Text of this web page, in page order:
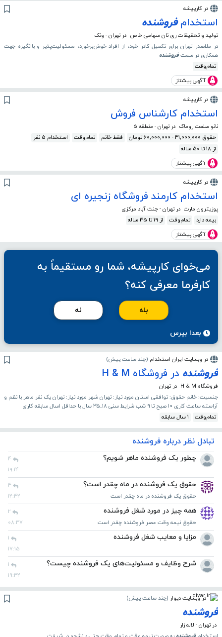
در کارپیشه
استخدامفروشنده
تولید و تحقیقات ری نان سهامی خاص در تهران - ونک
در ملاصدرا تهران برای تکمیل کادر خود، از افراد خوش‌برخورد، مسئولیت‌پذیر و باانگیزه جهت
همکاری در سمتفروشنده
تمام‌وقت
آگهی پیشتاز
در کارپیشه
استخدام کارشناس فروش
نانو صنعت روماک در تهران - منطقه 5
حقوق 41,000,000 - 60,000,000 تومان
فقط خانم تمام‌وقت
استخدام 5 نفر
از 18 تا 50 ساله
آگهی پیشتاز
در کارپیشه
استخدام کارمند فروشگاه زنجیره ای
پوزیترون مارت در تهران - جنت آباد مرکزی
بیمه دارد
تمام‌وقت
از 19 تا 35 ساله
آگهی پیشتاز
می‌خوای کارپیشه، شما رو مستقیماً به
کارفرما معرفی کنه؟
بله نه
بعدا بپرس
در وبسایت ایران استخدام (چند ساعت پیش)
فروشنده در فروشگاه H & M
فروشگاه H & M
در تهران
جنسیت: خانم حقوق: توافقی استان مورد نیاز: تهران شهر مورد نیاز: تهران یک نفر ماهر با نظم و
آراسته ساعت کاری ۱۰ صبح تا ۹ شب شرایط سنی ۱۸_۳۵ سال با‌ حداقل ۱سال‌ سابقه کاری
تمام‌وقت
1 سال سابقه
تبادل نظر درباره فروشنده
چطور یک فروشنده ماهر شویم؟
19:14
حقوق یک فروشنده در ماه چقدر است؟
حقوق یک فروشنده در ماه چقدر است
12:42
همه چیز در مورد شغل فروشنده
حقوق نیمه وقت عصر فروشنده چقدر است
08:37
مزایا و معایب شغل فروشنده
17:15
شرح وظایف و مسئولیت‌های یک فروشنده چیست؟
19:32
در وبسایت دیوار (چند ساعت پیش)
فروشنده
در تهران - لاله زار